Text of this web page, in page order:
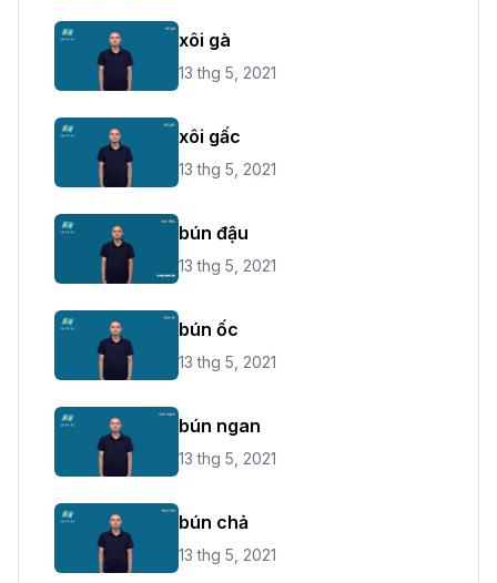
xôi gà
13 thg 5, 2021
xôi gấc
13 thg 5, 2021
bún đậu
13 thg 5, 2021
bún ốc
13 thg 5, 2021
bún ngan
13 thg 5, 2021
bún chả
13 thg 5, 2021